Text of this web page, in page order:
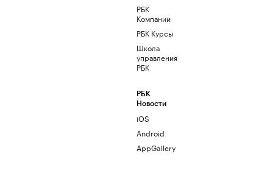
РБК
Компании
РБК Курсы
Школа
управления
РБК
РБК
Новости
iOS
Android
AppGallery